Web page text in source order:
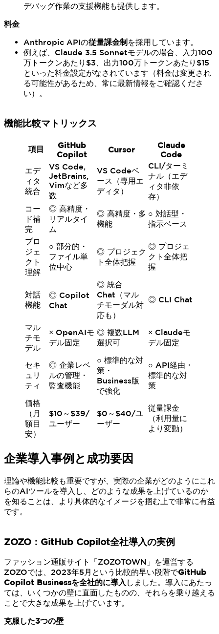
デバッグ作業の支援機能も提供します。
料金
Anthropic APIの従量課金制 を採用しています。
例えば、Claude 3.5 Sonnetモデルの場合、入力100
万トークンあたり$3、出力100万トークンあたり$15
といった料金設定がなされています（料金は変更され
る可能性があるため、常に最新情報をご確認くださ
い）。
機能比較マトリックス
項目
GitHub
Copilot
Cursor
Claude
Code
エデ
ィタ
統合
VS Code,
JetBrains,
Vimなど多
数
VS Codeベ
ース（専用エ
ディタ）
CLI/ターミ
ナル（エデ
ィタ非依
存）
コー
ド補
完
◎ 高精度・
リアルタイ
ム
◎ 高精度・多
機能
○ 対話型・
指示ベース
プロ
ジェ
クト
理解
○ 部分的・
ファイル単
位中心
◎ プロジェク
ト全体把握
◎ プロジェ
クト全体把
握
対話
機能
◎ Copilot
Chat
◎ 統合
Chat（マル
チモーダル対
応も）
◎ CLI Chat
マル
チモ
デル
× OpenAIモ
デル固定
◎ 複数LLM
選択可
× Claudeモ
デル固定
セキ
ュリ
ティ
◎ 企業レベ
ルの管理・
監査機能
○ 標準的な対
策・
Business版
で強化
○ API経由・
標準的な対
策
価格
（月
額目
安）
$10～$39/
ユーザー
$0～$40/ユ
ーザー
従量課金
（利用量に
より変動）
企業導入事例と成功要因
理論や機能比較も重要ですが、実際の企業がどのようにこれ
らのAIツールを導入し、どのような成果を上げているのか
を知ることは、より具体的なイメージを掴む上で非常に有益
です。
ZOZO：GitHub Copilot全社導入の実例
ファッション通販サイト「ZOZOTOWN」を運営する
ZOZOでは、2023年5月という比較的早い段階でGitHub
Copilot Businessを全社的に導入 しました。導入にあたっ
ては、いくつかの壁に直面したものの、それらを乗り越える
ことで大きな成果を上げています。
克服した3つの壁